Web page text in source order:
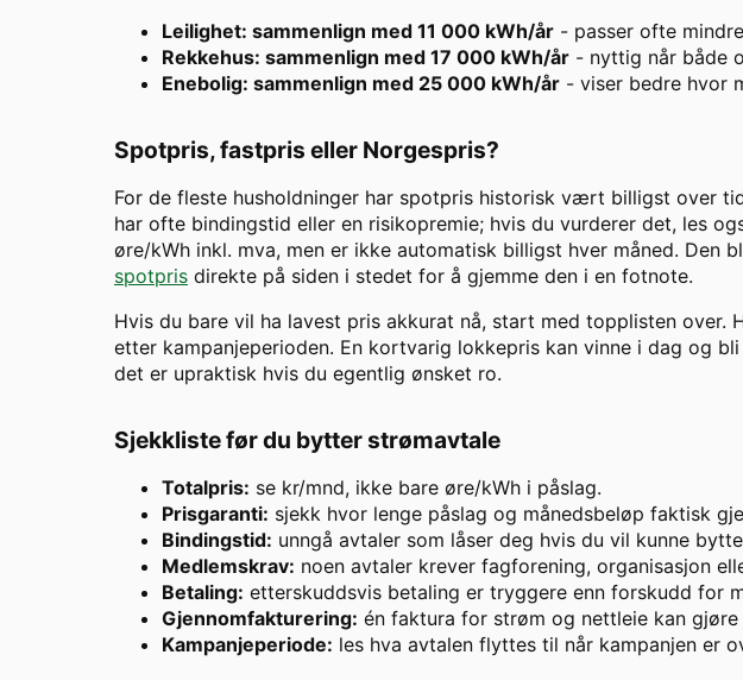
Leilighet: sammenlign med 11 000 kWh/år - passer ofte
Rekkehus: sammenlign med 17 000 kWh/år - nyttig når både
Enebolig: sammenlign med 25 000 kWh/år - viser bedre hvor
Spotpris, fastpris eller Norgespris?
For de fleste husholdninger har spotpris historisk vært billigst over
har ofte bindingstid eller en risikopremie; hvis du vurderer det, les
øre/kWh inkl. mva, men er ikke automatisk billigst hver måned.
spotpris direkte på siden i stedet for å gjemme den i en fotnote.
Hvis du bare vil ha lavest pris akkurat nå, start med topplisten
etter kampanjeperioden. En kortvarig lokkepris kan vinne i dag og
det er upraktisk hvis du egentlig ønsket ro.
Sjekkliste før du bytter strømavtale
Totalpris: se kr/mnd, ikke bare øre/kWh i påslag.
Prisgaranti: sjekk hvor lenge påslag og månedsbeløp faktisk
Bindingstid: unngå avtaler som låser deg hvis du vil kunne
Medlemskrav: noen avtaler krever fagforening, organisasjon
Betaling: etterskuddsvis betaling er tryggere enn forskudd for
Gjennomfakturering: én faktura for strøm og nettleie kan
Kampanjeperiode: les hva avtalen flyttes til når kampanjen er